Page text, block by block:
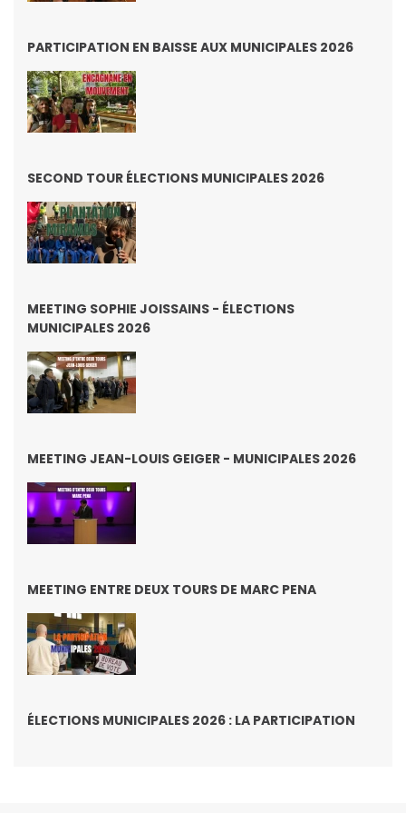
PARTICIPATION EN BAISSE AUX MUNICIPALES 2026
SECOND TOUR ÉLECTIONS MUNICIPALES 2026
MEETING SOPHIE JOISSAINS - ÉLECTIONS
MUNICIPALES 2026
MEETING JEAN-LOUIS GEIGER - MUNICIPALES 2026
MEETING ENTRE DEUX TOURS DE MARC PENA
ÉLECTIONS MUNICIPALES 2026 : LA PARTICIPATION